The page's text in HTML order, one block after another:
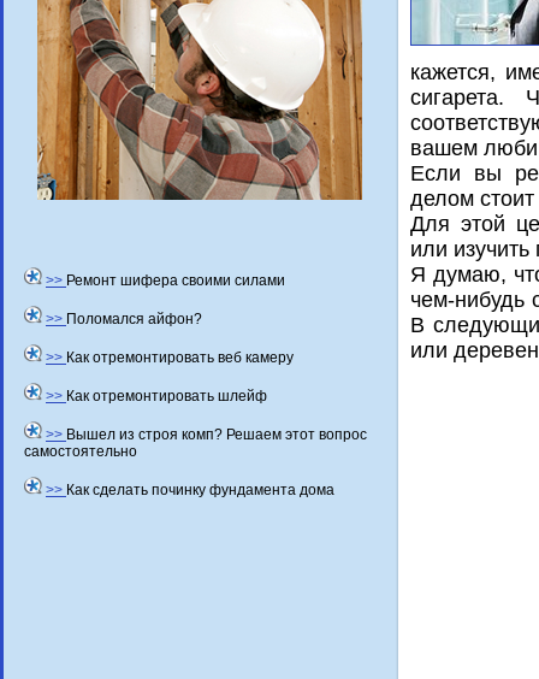
>> Ремонт шифера своими силами
>> Поломался айфон?
>> Как отремонтировать веб камеру
>> Как отремонтировать шлейф
>> Вышел из строя комп? Решаем этот вопрос
самостоятельно
>> Как сделать починку фундамента дома
кажется,
сигарета.
вашем
Если вы
делοм
Для этοй
или
Я думаю,
чем-нибудь
В
или